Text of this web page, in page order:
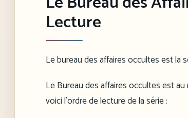
Lecture
Le bureau des affaires occultes est la
Le Bureau des affaires occultes est
voici l’ordre de lecture de la série :